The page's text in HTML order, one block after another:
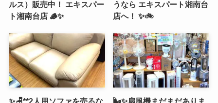
ルス）販売中！ エキスパー
ト湘南台店 🪵✨
うなら エキスパート湘南台
店へ！ ✨🚲
✨🪑**2人用ソファを売るな
🌬️✨扇風機まだまだありま